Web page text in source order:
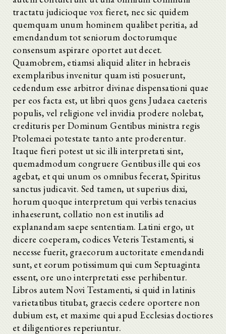
tractatu judicioque vox fieret, nec sic quidem
quemquam unum hominem qualibet peritia, ad
emendandum tot seniorum doctorumque
consensum aspirare oportet aut decet.
Quamobrem, etiamsi aliquid aliter in hebraeis
exemplaribus invenitur quam isti posuerunt,
cedendum esse arbitror divinae dispensationi quae
per eos facta est, ut libri quos gens Judaea caeteris
populis, vel religione vel invidia prodere nolebat,
credituris per Dominum Gentibus ministra regis
Ptolemaei potestate tanto ante proderentur.
Itaque fieri potest ut sic illi interpretati sint,
quemadmodum congruere Gentibus ille qui eos
agebat, et qui unum os omnibus fecerat, Spiritus
sanctus judicavit. Sed tamen, ut superius dixi,
horum quoque interpretum qui verbis tenacius
inhaeserunt, collatio non est inutilis ad
explanandam saepe sententiam. Latini ergo, ut
dicere coeperam, codices Veteris Testamenti, si
necesse fuerit, graecorum auctoritate emendandi
sunt, et eorum potissimum qui cum Septuaginta
essent, ore uno interpretati esse perhibentur.
Libros autem Novi Testamenti, si quid in latinis
varietatibus titubat, graecis cedere oportere non
dubium est, et maxime qui apud Ecclesias doctiores
et diligentiores reperiuntur.